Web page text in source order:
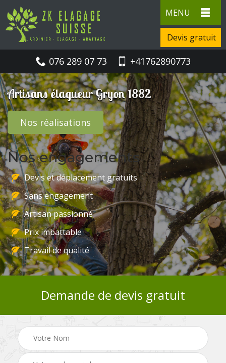
MENU
Devis gratuit
076 289 07 73 +41762890773
Artisans élagueur Gryon 1882
Nos réalisations
Nos engagements
Devis et déplacement gratuits
Sans engagement
Artisan passionné
Prix imbattable
Travail de qualité
Demande de devis gratuit